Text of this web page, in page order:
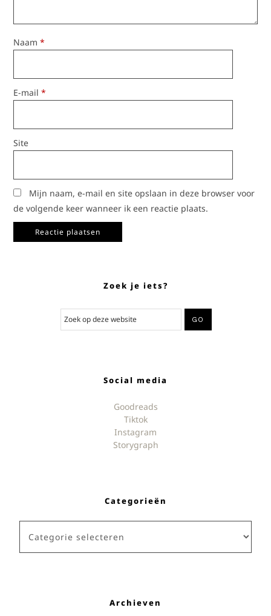
Naam*
E-mail*
Site
Mijn naam, e-mail en site opslaan in deze browser voor
de volgende keer wanneer ik een reactie plaats.
Zoek je iets?
Social media
Goodreads
Tiktok
Instagram
Storygraph
Categorieën
Archieven